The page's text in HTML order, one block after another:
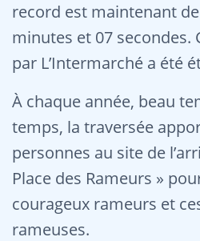
record est maintenant
minutes et 07 secondes.
par L’Intermarché a été
À chaque année, beau
temps, la traversée
personnes au site de
Place des Rameurs »
courageux rameurs et
rameuses.